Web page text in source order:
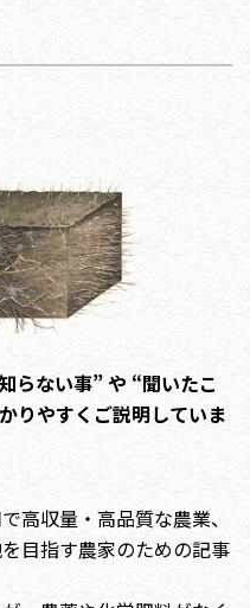
らない事” や “聞いたこ
りやすくご説明していま
高収量・高品質な農業、
目指す農家のための記事